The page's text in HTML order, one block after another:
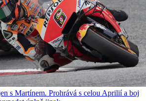
s Martínem. Prohrává s celou Aprilií a boj